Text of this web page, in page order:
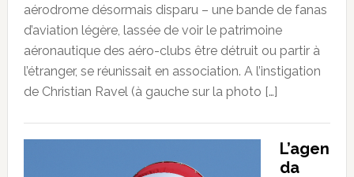
aérodrome désormais disparu – une bande de fanas
d’aviation légère, lassée de voir le patrimoine
aéronautique des aéro-clubs être détruit ou partir à
l’étranger, se réunissait en association. A l’instigation
de Christian Ravel (à gauche sur la photo […]
L’agen
da